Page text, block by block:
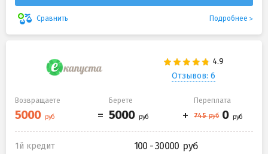
Сравнить Подробнее
Отзывов: 6
Возвращаете Берете Переплата
1й кредит 100 - 30000